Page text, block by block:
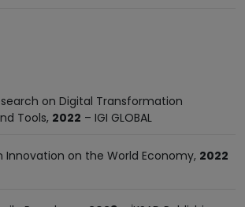
on Digital Transformation
Tools, 2022 – IGI GLOBAL
on the World Economy, 2022